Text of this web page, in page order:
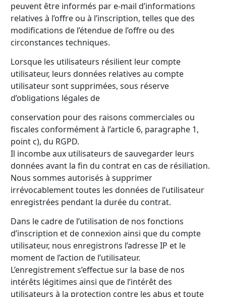
peuvent être informés par e-mail d’informations
relatives à l’offre ou à l’inscription, telles que des
modifications de l’étendue de l’offre ou des
circonstances techniques.
Lorsque les utilisateurs résilient leur compte
utilisateur, leurs données relatives au compte
utilisateur sont supprimées, sous réserve
d’obligations légales de
conservation pour des raisons commerciales ou
fiscales conformément à l’article 6, paragraphe 1,
point c), du RGPD.
Il incombe aux utilisateurs de sauvegarder leurs
données avant la fin du contrat en cas de résiliation.
Nous sommes autorisés à supprimer
irrévocablement toutes les données de l’utilisateur
enregistrées pendant la durée du contrat.
Dans le cadre de l’utilisation de nos fonctions
d’inscription et de connexion ainsi que du compte
utilisateur, nous enregistrons l’adresse IP et le
moment de l’action de l’utilisateur.
L’enregistrement s’effectue sur la base de nos
intérêts légitimes ainsi que de l’intérêt des
utilisateurs à la protection contre les abus et toute